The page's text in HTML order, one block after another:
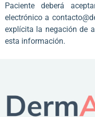
Paciente deberá
electrónico a
explícita la negación de
esta información.